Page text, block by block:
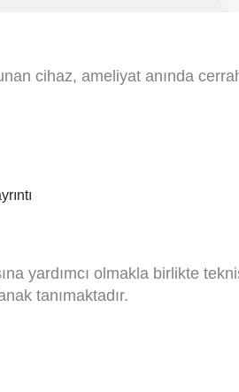
cihaz, ameliyat anında
yardımcı olmakla birlikte
tanımaktadır.